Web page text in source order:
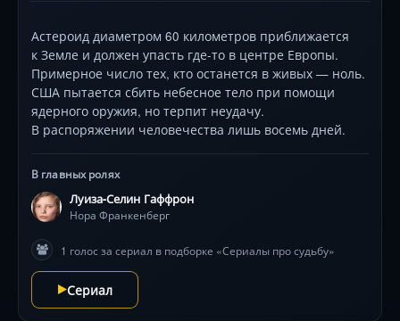
Астероид диаметром 60 километров приближается
к Земле и должен упасть где-то в центре Европы.
Примерное число тех, кто останется в живых — ноль.
США пытается сбить небесное тело при помощи
ядерного оружия, но терпит неудачу.
В распоряжении человечества лишь восемь дней.​
В главных ролях
Луиза-Селин Гаффрон
Нора Франкенберг
1 голос за сериал в подборке «Сериалы про судьбу»
Сериал